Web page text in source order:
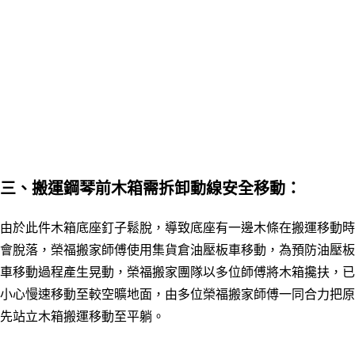
三、搬運鋼琴前木箱需拆卸動線安全移動：
由於此件木箱底座釘子鬆脫，導致底座有一邊木條在搬運移動時
會脫落，榮福搬家師傅使用集貨倉油壓板車移動，為預防油壓板
車移動過程產生晃動， 榮福搬家團隊以多位師傅將木箱攙扶，已
小心慢速移動至較空曠地面，由多位榮福搬家師傅一同合力把原
先站立木箱搬運移動至平躺。